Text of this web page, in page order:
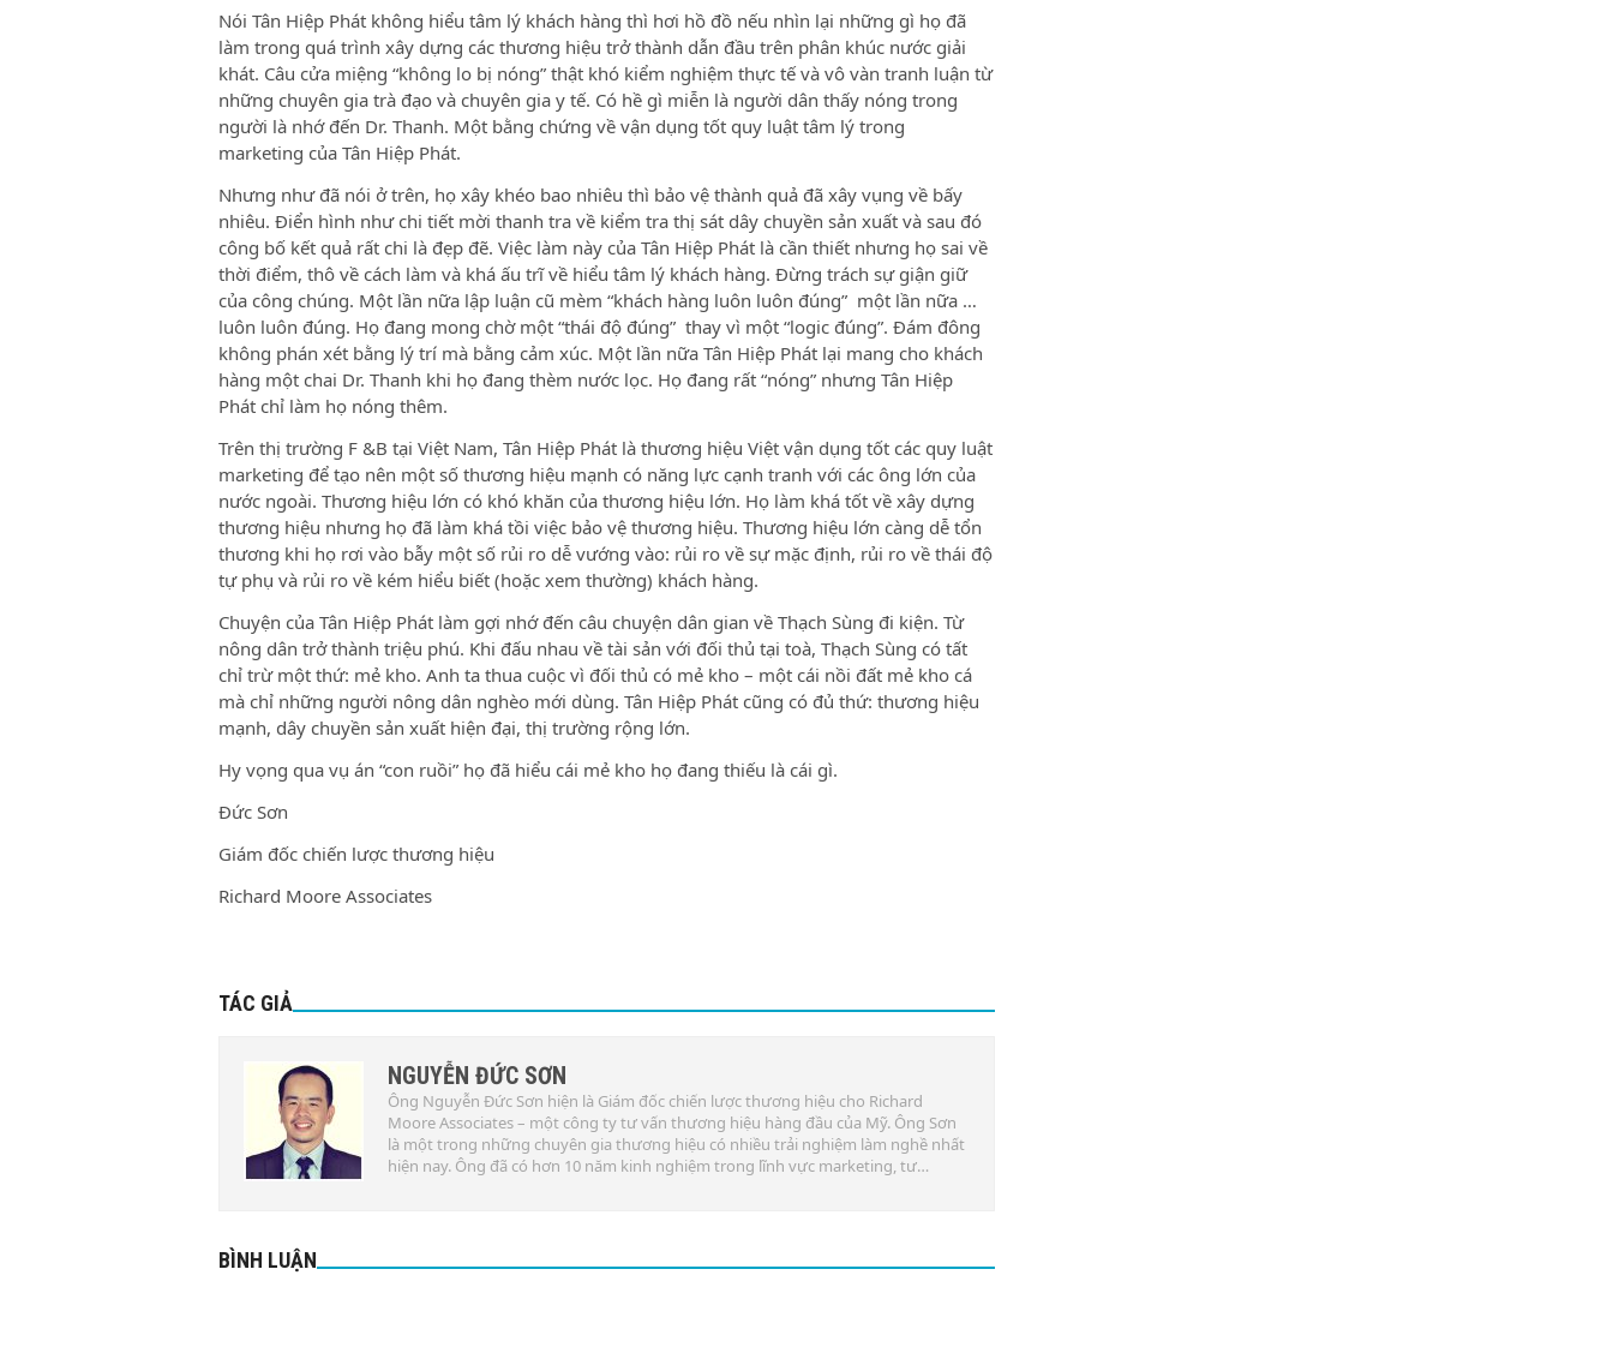
Nói Tân Hiệp Phát không hiểu tâm lý khách hàng thì hơi hồ đồ nếu nhìn lại những gì họ đã
làm trong quá trình xây dựng các thương hiệu trở thành dẫn đầu trên phân khúc nước giải
khát. Câu cửa miệng “không lo bị nóng” thật khó kiểm nghiệm thực tế và vô vàn tranh luận từ
những chuyên gia trà đạo và chuyên gia y tế. Có hề gì miễn là người dân thấy nóng trong
người là nhớ đến Dr. Thanh. Một bằng chứng về vận dụng tốt quy luật tâm lý trong
marketing của Tân Hiệp Phát.
Nhưng như đã nói ở trên, họ xây khéo bao nhiêu thì bảo vệ thành quả đã xây vụng về bấy
nhiêu. Điển hình như chi tiết mời thanh tra về kiểm tra thị sát dây chuyền sản xuất và sau đó
công bố kết quả rất chi là đẹp đẽ. Việc làm này của Tân Hiệp Phát là cần thiết nhưng họ sai về
thời điểm, thô về cách làm và khá ấu trĩ về hiểu tâm lý khách hàng. Đừng trách sự giận giữ
của công chúng. Một lần nữa lập luận cũ mèm “khách hàng luôn luôn đúng” một lần nữa …
luôn luôn đúng. Họ đang mong chờ một “thái độ đúng” thay vì một “logic đúng”. Đám đông
không phán xét bằng lý trí mà bằng cảm xúc. Một lần nữa Tân Hiệp Phát lại mang cho khách
hàng một chai Dr. Thanh khi họ đang thèm nước lọc. Họ đang rất “nóng” nhưng Tân Hiệp
Phát chỉ làm họ nóng thêm.
Trên thị trường F &B tại Việt Nam, Tân Hiệp Phát là thương hiệu Việt vận dụng tốt các quy luật
marketing để tạo nên một số thương hiệu mạnh có năng lực cạnh tranh với các ông lớn của
nước ngoài. Thương hiệu lớn có khó khăn của thương hiệu lớn. Họ làm khá tốt về xây dựng
thương hiệu nhưng họ đã làm khá tồi việc bảo vệ thương hiệu. Thương hiệu lớn càng dễ tổn
thương khi họ rơi vào bẫy một số rủi ro dễ vướng vào: rủi ro về sự mặc định, rủi ro về thái độ
tự phụ và rủi ro về kém hiểu biết (hoặc xem thường) khách hàng.
Chuyện của Tân Hiệp Phát làm gợi nhớ đến câu chuyện dân gian về Thạch Sùng đi kiện. Từ
nông dân trở thành triệu phú. Khi đấu nhau về tài sản với đối thủ tại toà, Thạch Sùng có tất
chỉ trừ một thứ: mẻ kho. Anh ta thua cuộc vì đối thủ có mẻ kho – một cái nồi đất mẻ kho cá
mà chỉ những người nông dân nghèo mới dùng. Tân Hiệp Phát cũng có đủ thứ: thương hiệu
mạnh, dây chuyền sản xuất hiện đại, thị trường rộng lớn.
Hy vọng qua vụ án “con ruồi” họ đã hiểu cái mẻ kho họ đang thiếu là cái gì.
Đức Sơn
Giám đốc chiến lược thương hiệu
Richard Moore Associates
TÁC GIẢ
NGUYỄN ĐỨC SƠN
Ông Nguyễn Đức Sơn hiện là Giám đốc chiến lược thương hiệu cho Richard
Moore Associates – một công ty tư vấn thương hiệu hàng đầu của Mỹ. Ông Sơn
là một trong những chuyên gia thương hiệu có nhiều trải nghiệm làm nghề nhất
hiện nay. Ông đã có hơn 10 năm kinh nghiệm trong lĩnh vực marketing, tư…
BÌNH LUẬN